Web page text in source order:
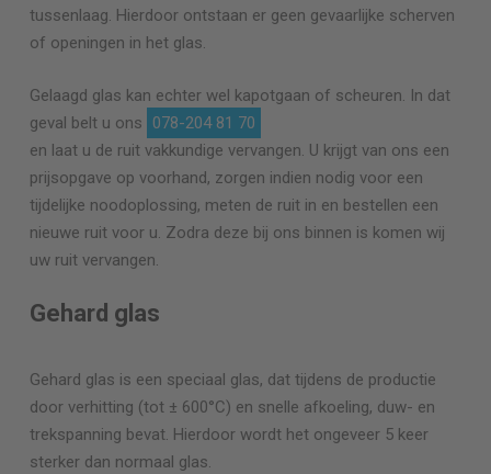
tussenlaag. Hierdoor ontstaan er geen gevaarlijke scherven
of openingen in het glas.
Gelaagd glas kan echter wel kapotgaan of scheuren. In dat
geval belt u ons
078-204 81 70
en laat u de ruit vakkundige vervangen. U krijgt van ons een
prijsopgave op voorhand, zorgen indien nodig voor een
tijdelijke noodoplossing, meten de ruit in en bestellen een
nieuwe ruit voor u. Zodra deze bij ons binnen is komen wij
uw ruit vervangen.
Gehard glas
Gehard glas is een speciaal glas, dat tijdens de productie
door verhitting (tot ± 600°C) en snelle afkoeling, duw- en
trekspanning bevat. Hierdoor wordt het ongeveer 5 keer
sterker dan normaal glas.